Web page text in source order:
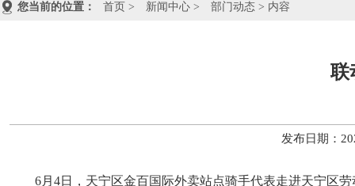
您当前的位置： 首页 > 新闻中心 > 部门动态 > 内容
联
发布日期：
6月4日，天宁区金百国际外卖站点骑手代表走进天宁区